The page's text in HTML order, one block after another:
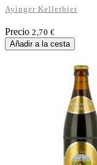
Ayinger Kellerbier
Precio 2,70 €
Añadir a la cesta